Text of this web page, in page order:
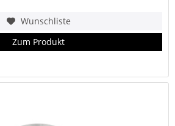
Wunschliste
Zum Produkt